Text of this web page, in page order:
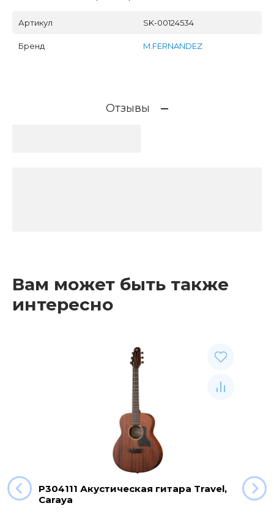
Артикул SK-00124534
Бренд M.FERNANDEZ
Отзывы
Вам может быть также
интересно
P304111 Акустическая гитара Travel,
Caraya